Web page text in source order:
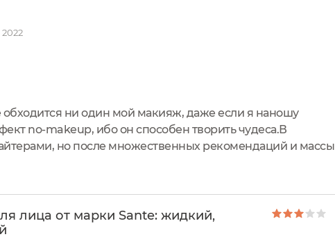
обходится ни один мой макияж, даже если я наношу
no-makeup, ибо он способен творить чудеса.В
но после множественных рекомендаций и массы
лица от марки Sante: жидкий,